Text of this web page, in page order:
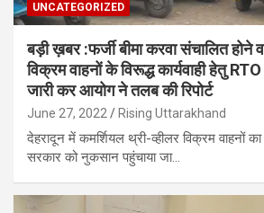
UNCATEGORIZED
बड़ी ख़बर :फर्जी बीमा करवा संचालित होने
विक्रम वाहनों के विरूद्ध कार्यवाही हेतु
जारी कर आयोग ने तलब की रिपोर्ट
June 27, 2022 Rising Uttarakhand
देहरादून में कमर्शियल थ्री-व्हीलर विक्रम वाहनों
सरकार को नुकसान पहुंचाया जा…